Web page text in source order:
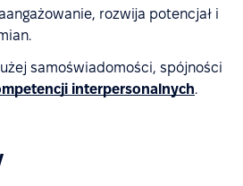
rozwija potencjał i
samoświadomości, spójności
interpersonalnych.